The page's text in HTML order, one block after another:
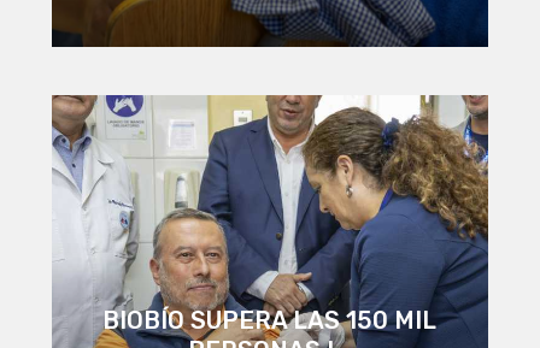
BIOBÍO SUPERA LAS 150 MIL